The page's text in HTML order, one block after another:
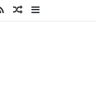
Random
RSS